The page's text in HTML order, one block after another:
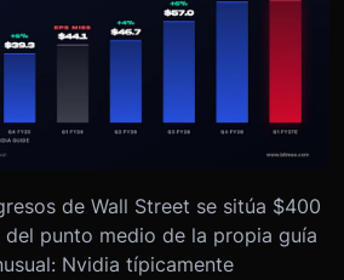
de Wall Street se sitúa $400
punto medio de la propia guía
Nvidia típicamente